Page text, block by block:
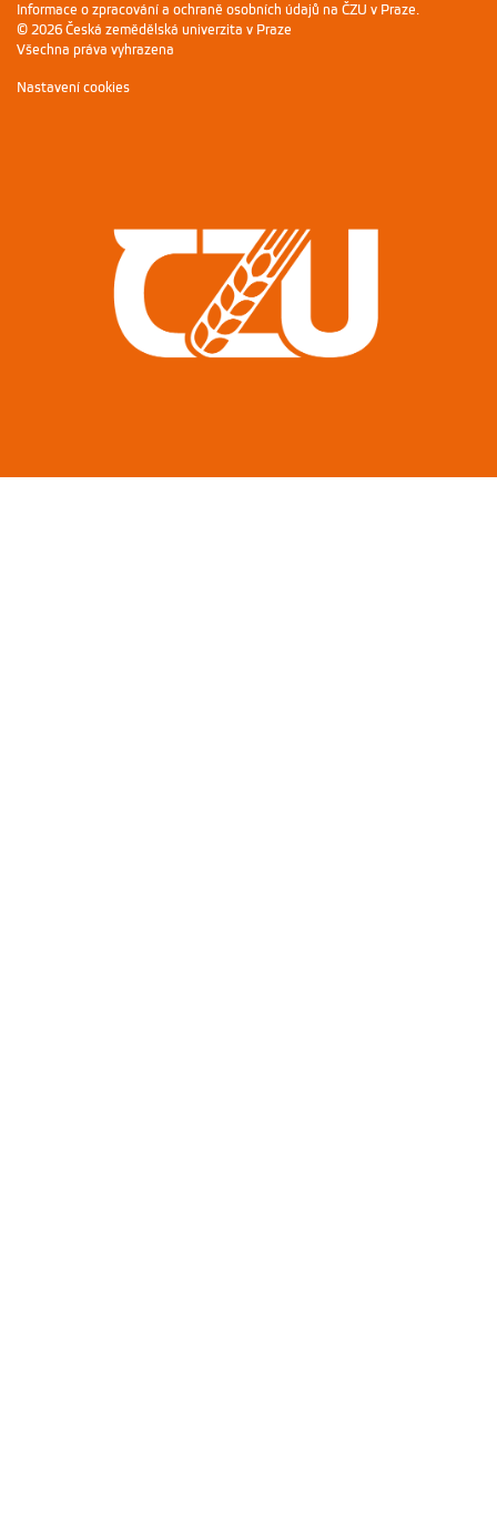
Informace o zpracování a ochraně osobních údajů na ČZU v Praze
© 2026 Česká zemědělská univerzita v Praze
Všechna práva vyhrazena
Nastavení cookies